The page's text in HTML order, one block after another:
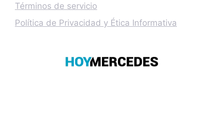
Términos de servicio
Política de Privacidad y Ética Informativa